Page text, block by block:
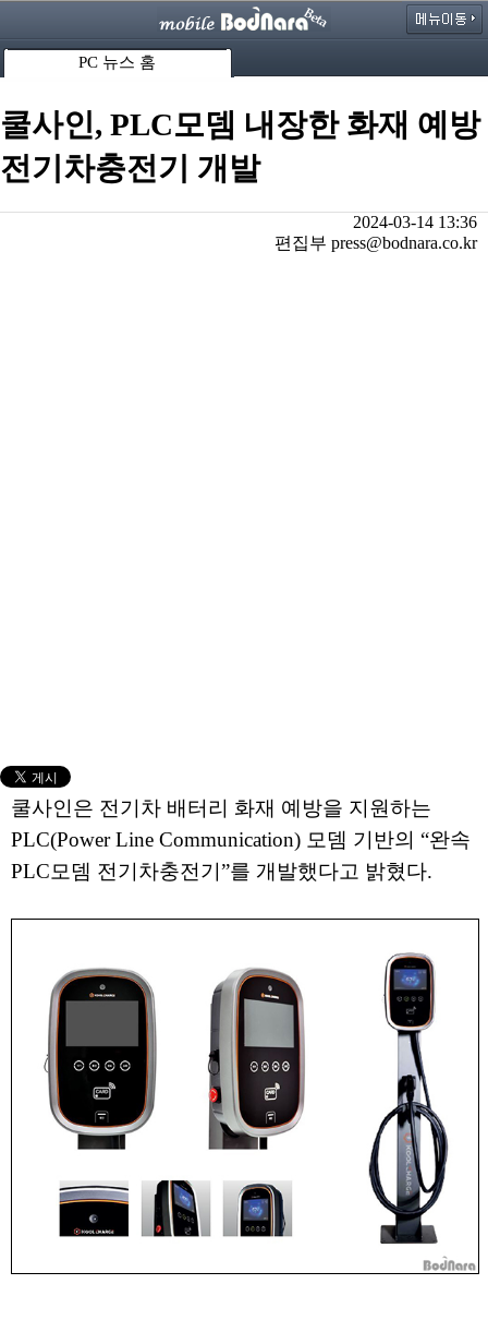
PC 뉴스 홈
쿨사인, PLC모뎀 내장한 화재 예방
전기차충전기 개발
2024-03-14 13:36
편집부 press@bodnara.co.kr
쿨사인은 전기차 배터리 화재 예방을 지원하는
PLC(Power Line Communication) 모뎀 기반의 “완속
PLC모뎀 전기차충전기”를 개발했다고 밝혔다.